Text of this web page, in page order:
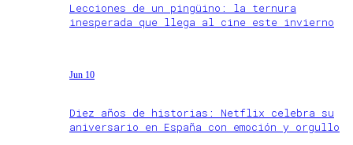
Lecciones de un pingüino: la ternura
inesperada que llega al cine este invierno
Jun 10
Diez años de historias: Netflix celebra su
aniversario en España con emoción y orgullo